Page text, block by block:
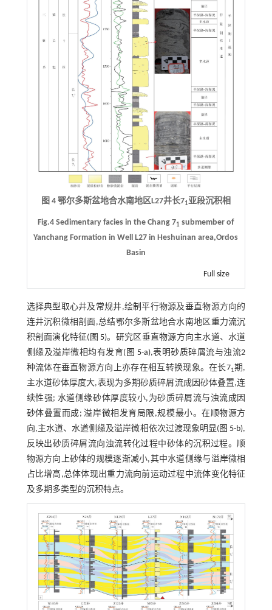
图 4 鄂尔多斯盆地合水南地区L27井长71亚段沉积相
Fig.4 Sedimentary facies in the Chang 71 submember of
Yanchang Formation in Well L27 in Heshuinan area,Ordos
Basin
Full size
选择典型取心井及常规井,绘制平行物源及垂直物源方向的
连井沉积微相剖面,总结鄂尔多斯盆地合水南地区重力流沉
积剖面演化特征( 图 5)。研究区垂直物源方向主水道、水道
侧缘及溢岸微相均有发育( 图 5-a),表明砂质碎屑流与浊流2
种流体在垂直物源方向上亦存在相互转换现象。在长71期,
主水道砂体厚度大,表现为多期砂质碎屑流成因砂体叠置,连
续性强; 水道侧缘砂体厚度较小,为砂质碎屑流与浊流成因
砂体叠置而成; 溢岸微相发育局限,规模最小。在顺物源方
向,主水道、水道侧缘及溢岸微相依次过渡现象明显(图 5-b),
反映出砂质碎屑流向浊流转化过程中砂体的沉积过程。顺
物源方向上砂体的规模逐渐减小,其中水道侧缘与溢岸微相
占比增高,总体体现出重力流向前运动过程中流体变化特征
及多期多类型的沉积特点。